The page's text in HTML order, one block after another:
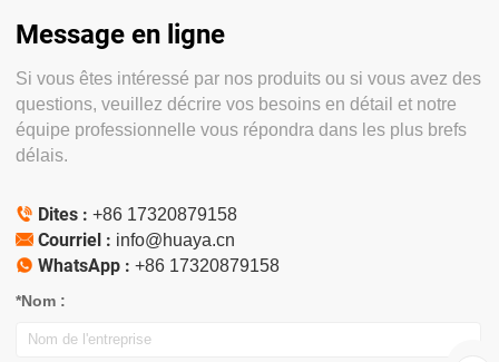
Message en ligne
Si vous êtes intéressé par nos produits ou si vous avez des
questions, veuillez décrire vos besoins en détail et notre
équipe professionnelle vous répondra dans les plus brefs
délais.
 Dites : +86 17320879158
 Courriel : info@huaya.cn
 WhatsApp : +86 17320879158
*Nom :